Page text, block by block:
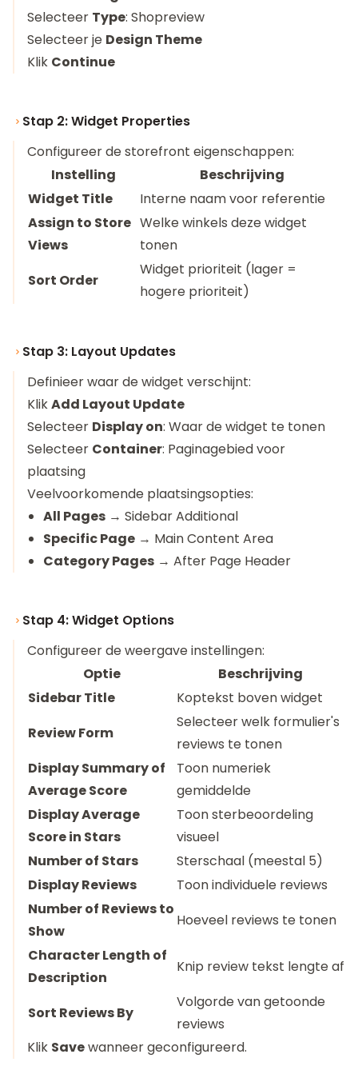
Selecteer Type: Shopreview
Selecteer je Design Theme
Klik Continue
Stap 2: Widget Properties
Configureer de storefront eigenschappen:
Instelling
Beschrijving
Widget Title
Interne naam voor referentie
Assign to Store
Views
Welke winkels deze widget
tonen
Sort Order
Widget prioriteit (lager =
hogere prioriteit)
Stap 3: Layout Updates
Definieer waar de widget verschijnt:
KlikAdd Layout Update
Selecteer Display on: Waar de widget te tonen
Selecteer Container: Paginagebied voor
plaatsing
Veelvoorkomende plaatsingsopties:
All Pages → Sidebar Additional
Specific Page → Main Content Area
Category Pages → After Page Header
Stap 4: Widget Options
Configureer de weergave instellingen:
Optie
Beschrijving
Sidebar Title
Koptekst boven widget
Review Form
Selecteer welk formulier's
reviews te tonen
Display Summary of
Average Score
Toon numeriek
gemiddelde
Display Average
Score in Stars
Toon sterbeoordeling
visueel
Number of Stars
Sterschaal (meestal 5)
Display Reviews
Toon individuele reviews
Number of Reviews to
Show
Hoeveel reviews te tonen
Character Length of
Description
Knip review tekst lengte af
Sort Reviews By
Volgorde van getoonde
reviews
Klik Savewanneer geconfigureerd.